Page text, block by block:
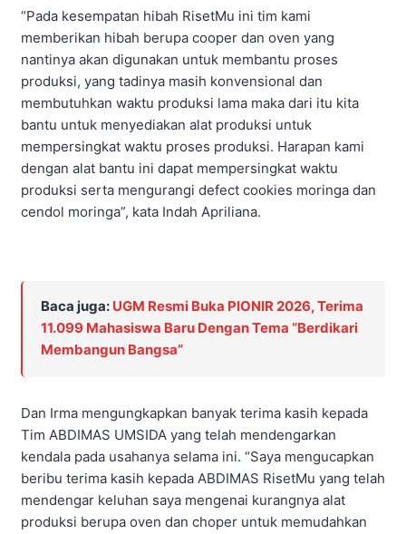
“Pada kesempatan hibah RisetMu ini tim kami
memberikan hibah berupa cooper dan oven yang
nantinya akan digunakan untuk membantu proses
produksi, yang tadinya masih konvensional dan
membutuhkan waktu produksi lama maka dari itu kita
bantu untuk menyediakan alat produksi untuk
mempersingkat waktu proses produksi. Harapan kami
dengan alat bantu ini dapat mempersingkat waktu
produksi serta mengurangi defect cookies moringa dan
cendol moringa”, kata Indah Apriliana.
Baca juga: UGM Resmi Buka PIONIR 2026, Terima
11.099 Mahasiswa Baru Dengan Tema “Berdikari
Membangun Bangsa”
Dan Irma mengungkapkan banyak terima kasih kepada
Tim ABDIMAS UMSIDA yang telah mendengarkan
kendala pada usahanya selama ini. “Saya mengucapkan
beribu terima kasih kepada ABDIMAS RisetMu yang telah
mendengar keluhan saya mengenai kurangnya alat
produksi berupa oven dan choper untuk memudahkan